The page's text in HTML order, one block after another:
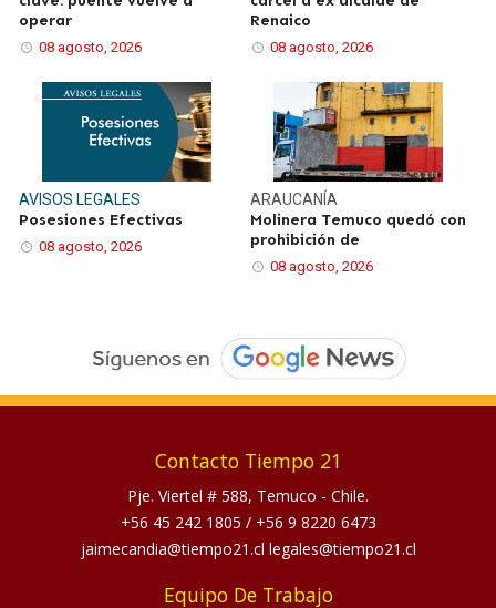
operar
08 agosto, 2026
Renaico
08 agosto, 2026
AVISOS LEGALES
Posesiones Efectivas
08 agosto, 2026
ARAUCANÍA
Molinera Temuco quedó con
prohibición de
08 agosto, 2026
Contacto Tiempo 21
Pje. Viertel # 588, Temuco - Chile.
+56 45 242 1805 / +56 9 8220 6473
jaimecandia@tiempo21.cl legales@tiempo21.cl
Equipo De Trabajo